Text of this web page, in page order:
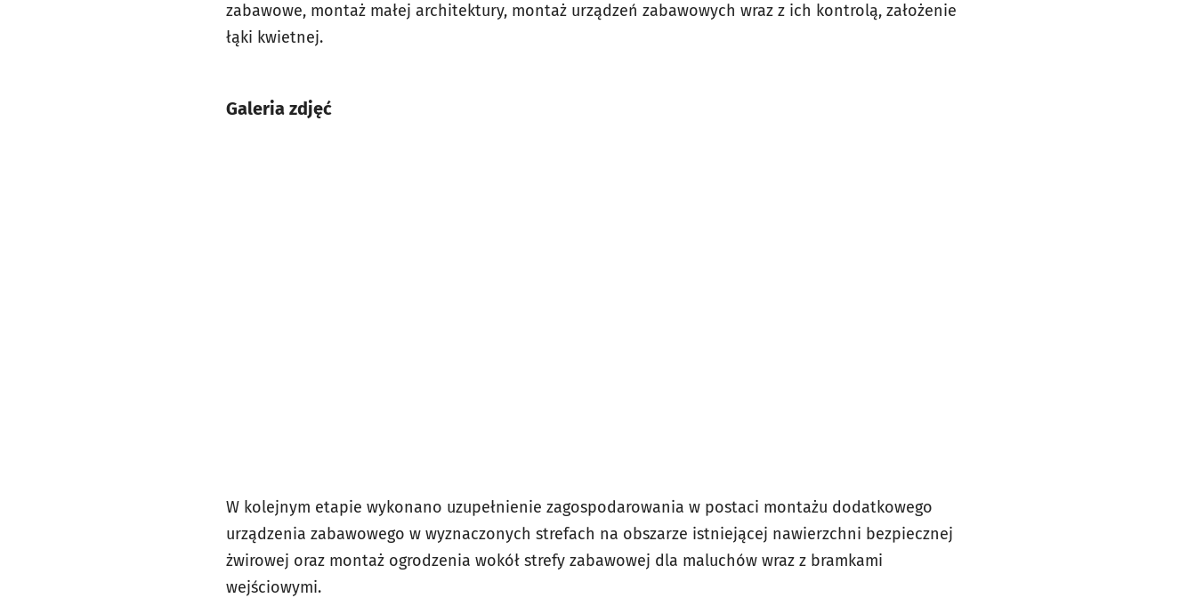
zabawowe, montaż małej architektury, montaż urządzeń zabawowych wraz z ich kontrolą, założenie
łąki kwietnej.
Galeria zdjęć
W kolejnym etapie wykonano uzupełnienie zagospodarowania w postaci montażu dodatkowego
urządzenia zabawowego w wyznaczonych strefach na obszarze istniejącej nawierzchni bezpiecznej
żwirowej oraz montaż ogrodzenia wokół strefy zabawowej dla maluchów wraz z bramkami
wejściowymi.